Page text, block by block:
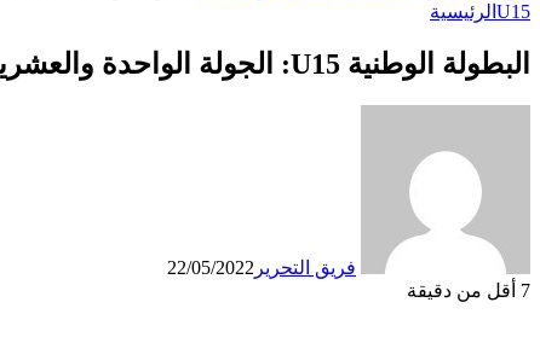
U15 الرئيسية
البطولة الوطنية U15: الجولة الواحدة والعشرين: أولمبيك خريبكة يفوز على الدفاع الحسني الجديدي
فريق التحرير 22/05/2022
7 أقل من دقيقة